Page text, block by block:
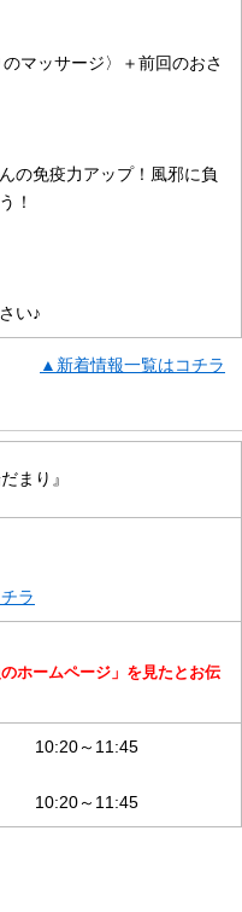
マッサージ〉＋前回のおさ
の免疫力アップ！風邪に負
！
い♪
▲新着情報一覧はコチラ
まり』
ラ
ホームページ」を見たとお伝
曜日 10:20～11:45
10:20～11:45